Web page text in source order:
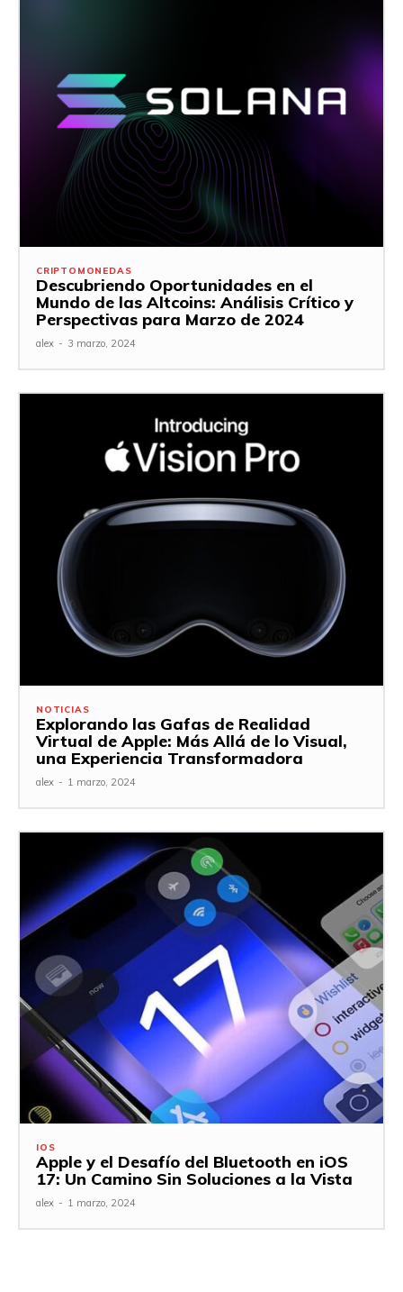
CRIPTOMONEDAS
Descubriendo Oportunidades en el
Mundo de las Altcoins: Análisis Crítico y
Perspectivas para Marzo de 2024
alex - 3 marzo, 2024
NOTICIAS
Explorando las Gafas de Realidad
Virtual de Apple: Más Allá de lo Visual,
una Experiencia Transformadora
alex - 1 marzo, 2024
IOS
Apple y el Desafío del Bluetooth en iOS
17: Un Camino Sin Soluciones a la Vista
alex - 1 marzo, 2024